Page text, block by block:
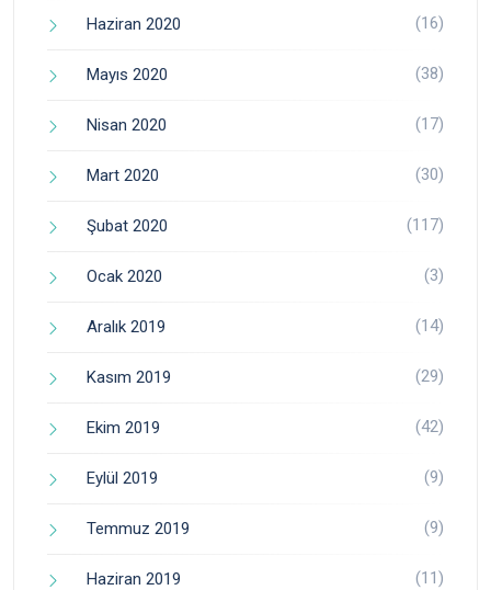
Haziran 2020 (16)
Mayıs 2020 (38)
Nisan 2020 (17)
Mart 2020 (30)
Şubat 2020 (117)
Ocak 2020 (3)
Aralık 2019 (14)
Kasım 2019 (29)
Ekim 2019 (42)
Eylül 2019 (9)
Temmuz 2019 (9)
Haziran 2019 (11)